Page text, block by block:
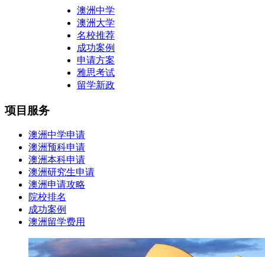
澳洲中学
澳洲大学
名校推荐
成功案例
申请方案
雅思考试
留学新政
项目服务
澳洲中学申请
澳洲预科申请
澳洲本科申请
澳洲研究生申请
澳洲申请攻略
院校排名
成功案例
澳洲留学费用